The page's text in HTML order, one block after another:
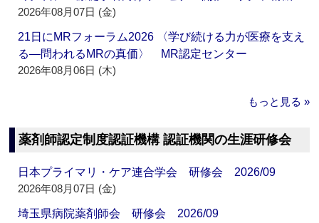
2026年08月07日 (金)
21日にMRフォーラム2026 〈学び続ける力が医療を支え
る―問われるMRの真価〉 MR認定センター
2026年08月06日 (木)
もっと見る »
薬剤師認定制度認証機構 認証機関の生涯研修会
日本プライマリ・ケア連合学会 研修会 2026/09
2026年08月07日 (金)
埼玉県病院薬剤師会 研修会 2026/09